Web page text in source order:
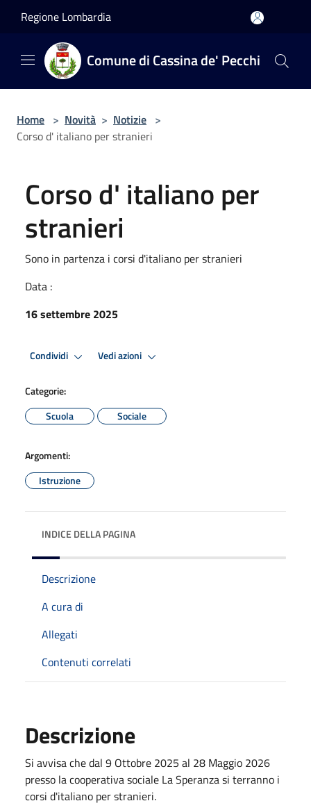
Regione Lombardia
Comune di Cassina de' Pecchi
Home > Novità > Notizie >
Corso d' italiano per stranieri
Corso d' italiano per
stranieri
Sono in partenza i corsi d'italiano per stranieri
Data :
16 settembre 2025
Condividi Vedi azioni
Categorie:
Scuola
Sociale
Argomenti:
Istruzione
INDICE DELLA PAGINA
Descrizione
A cura di
Allegati
Contenuti correlati
Descrizione
Si avvisa che dal 9 Ottobre 2025 al 28 Maggio 2026
presso la cooperativa sociale La Speranza si terranno i
corsi d'italiano per stranieri.